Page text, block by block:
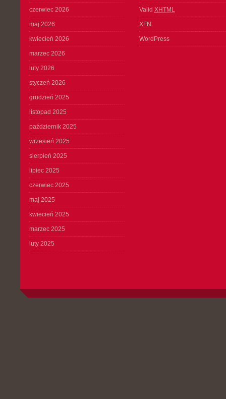
czerwiec 2026
maj 2026
kwiecień 2026
marzec 2026
luty 2026
styczeń 2026
grudzień 2025
listopad 2025
październik 2025
wrzesień 2025
sierpień 2025
lipiec 2025
czerwiec 2025
maj 2025
kwiecień 2025
marzec 2025
luty 2025
Valid XHTML
XFN
WordPress